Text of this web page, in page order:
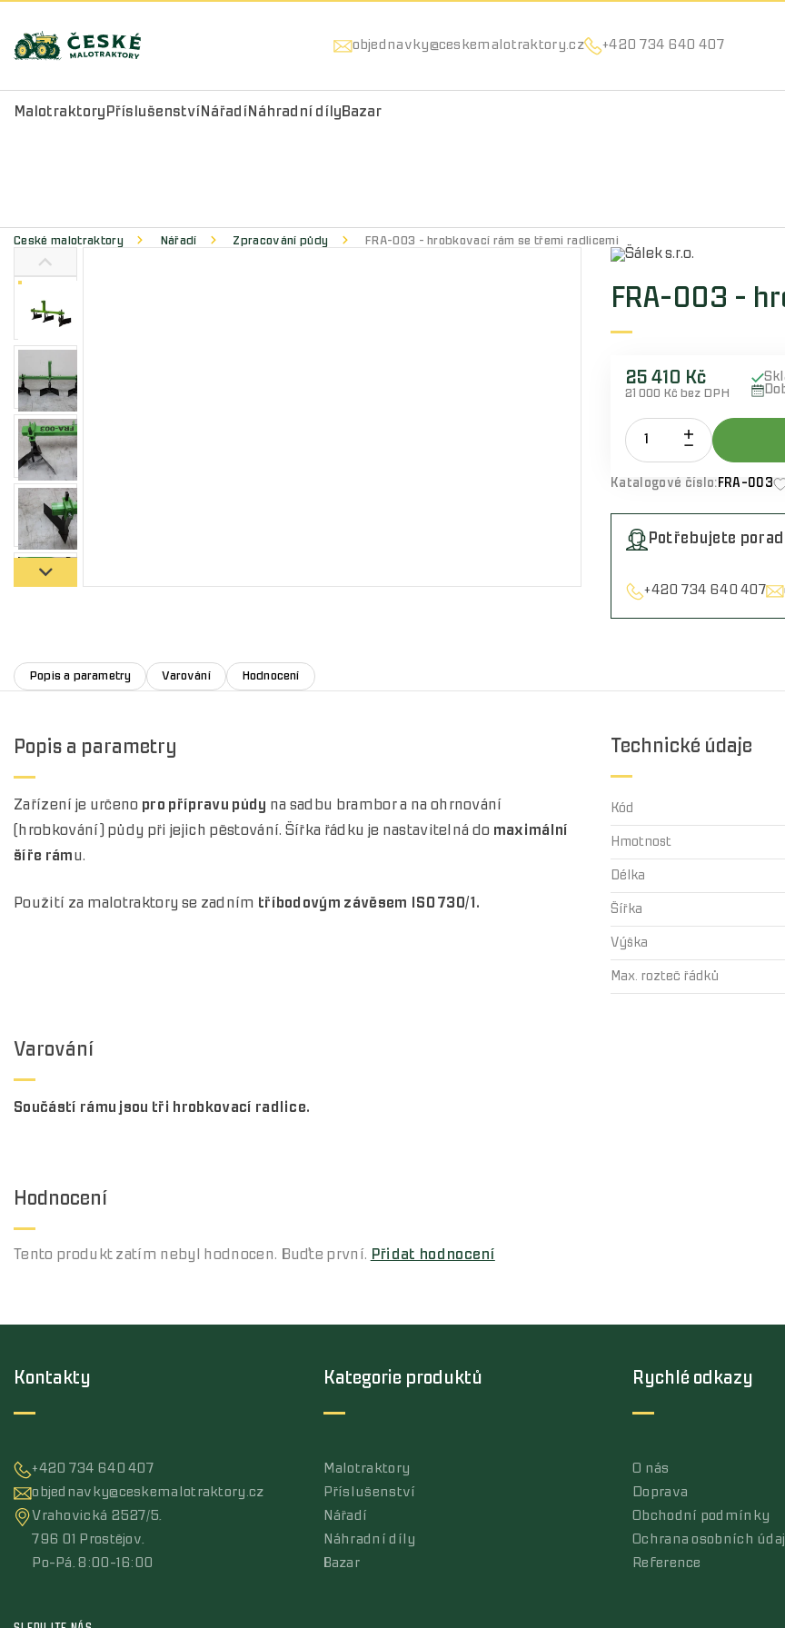
objednavky@ceskemalotraktory.cz +420 734 640 407
Malotraktory Příslušenství Nářadí Náhradní díly Bazar
České malotraktory Nářadí Zpracování půdy FRA-003 - hrobkovací rám se třemi radlicemi
FRA-003 -
25 410 Kč
21 000 Kč bez DPH
Katalogové číslo: FRA-003
Potřebujete
+420 734 640 407
Popis a parametry Varování Hodnocení
Popis a parametry
Zařízení je určeno pro přípravu půdy na sadbu brambor a na ohrnování
(hrobkování) půdy při jejich pěstování. Šířka řádku je nastavitelná do maximální
šíře rámu.
Použití za malotraktory se zadním tříbodovým závěsem ISO 730/1.
Technické údaje
Kód
Hmotnost
Délka
Šířka
Výška
Max. rozteč řádků
Varování
Součástí rámu jsou tři hrobkovací radlice.
Hodnocení
Tento produkt zatím nebyl hodnocen. Buďte první. Přidat hodnocení
Kontakty
+420 734 640 407
objednavky@ceskemalotraktory.cz
Vrahovická 2527/5,
796 01 Prostějov,
Po-Pá, 8:00-16:00
Kategorie produktů
Malotraktory
Příslušenství
Nářadí
Náhradní díly
Bazar
Rychlé odkazy
O nás
Doprava
Obchodní podmínky
Ochrana osobních
Reference